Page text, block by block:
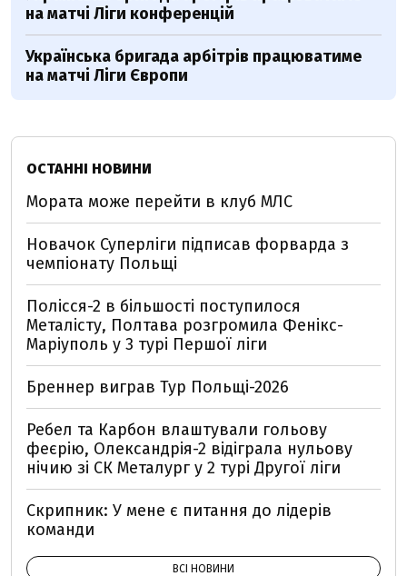
на матчі Ліги конференцій
Українська бригада арбітрів працюватиме
на матчі Ліги Європи
ОСТАННІ НОВИНИ
Мората може перейти в клуб МЛС
Новачок Суперліги підписав форварда з
чемпіонату Польщі
Полісся-2 в більшості поступилося
Металісту, Полтава розгромила Фенікс-
Маріуполь у 3 турі Першої ліги
Бреннер виграв Тур Польщі-2026
Ребел та Карбон влаштували гольову
феєрію, Олександрія-2 відіграла нульову
нічию зі СК Металург у 2 турі Другої ліги
Скрипник: У мене є питання до лідерів
команди
ВСІ НОВИНИ